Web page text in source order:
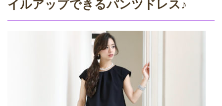
イルアップできるパンツドレス♪